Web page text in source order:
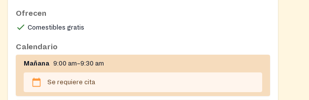
Ofrecen
Comestibles gratis
Calendario
Mañana 9:00 am–9:30 am
Se requiere cita